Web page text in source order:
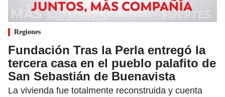
Regiones
Fundación Tras la Perla entregó la
tercera casa en el pueblo palafito de
San Sebastián de Buenavista
La vivienda fue totalmente reconstruida y cuenta